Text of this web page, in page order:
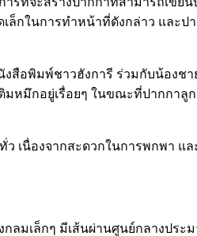
ล็กในการทำหน้าที่ดังกล่าว และ
อพิมพ์ชาวฮังการี ร่วมกับน้องช
ติมหมึกอยู่เรื่อยๆ ในขณะที่ปากก
เนื่องจากสะดวกในการพกพา แ
มเล็กๆ มีเส้นผ่านศูนย์กลางปร